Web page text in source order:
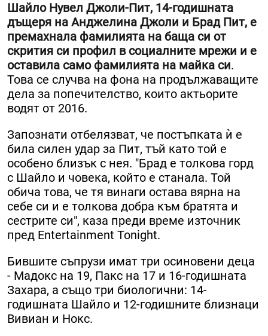
Шайло Нувел Джоли-Пит, 14-годишната
дъщеря на Анджелина Джоли и Брад Пит, е
премахнала фамилията на баща си от
скрития си профил в социалните мрежи и е
оставила само фамилията на майка си.
Това се случва на фона на продължаващите
дела за попечителство, които актьорите
водят от 2016.
Запознати отбелязват, че постъпката ѝ е
била силен удар за Пит, тъй като той е
особено близък с нея. "Брад е толкова горд
с Шайло и човека, който е станала. Той
обича това, че тя винаги остава вярна на
себе си и е толкова добра към братята и
сестрите си", каза преди време източник
пред Entertainment Tonight.
Бившите съпрузи имат три осиновени деца
- Мадокс на 19, Пакс на 17 и 16-годишната
Захара, а също три биологични: 14-
годишната Шайло и 12-годишните близнаци
Вивиан и Нокс.